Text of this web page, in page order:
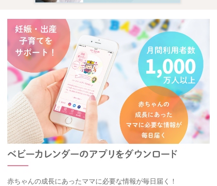
赤ちゃんの成長にあったママに必要な情報が毎日届く！